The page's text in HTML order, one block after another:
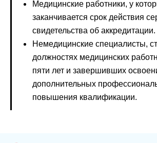
Медицинские работники, у
заканчивается срок действия
свидетельства об аккредитации.
Немедицинские специалисты,
должностях медицинских
пяти лет и завершивших
дополнительных
повышения квалификации.